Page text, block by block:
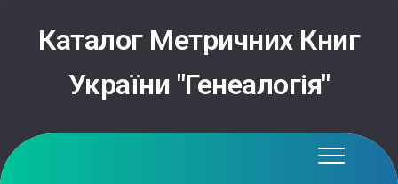
contentКаталог Метричних Книг
України "Генеалогія"